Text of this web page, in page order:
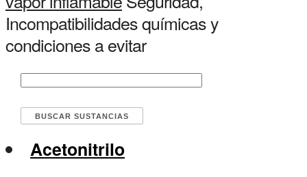
Incompatibilidades químicas y
condiciones a evitar
Acetonitrilo